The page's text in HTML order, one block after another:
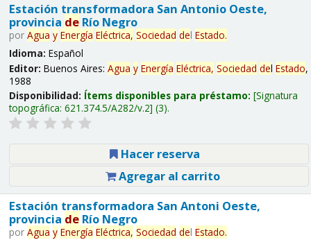
Estación transformadora San Antonio Oeste,
provincia deRío Negro
por Agua y Energía Eléctrica, Sociedad del Estado.
Idioma: Español
Editor: Buenos Aires: Agua y Energía Eléctrica, Sociedad del Estado,
1988
Disponibilidad: Ítems disponibles para préstamo: Signatura
topográfica: 621.374.5/A282/v.2 (3).
Hacer reserva
Agregar al carrito
Estación transformadora San Antoni Oeste,
provincia deRío Negro
por Agua y Energía Eléctrica, Sociedad del Estado.